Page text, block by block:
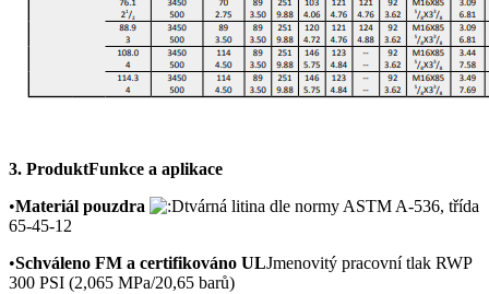
3. ProduktFunkce a aplikace
•Materiál pouzdra
tvárná litina dle normy ASTM A-536, třída
65-45-12
•Schváleno FM a certifikováno ULJmenovitý pracovní tlak RWP
300 PSI (2,065 MPa/20,65 barů)